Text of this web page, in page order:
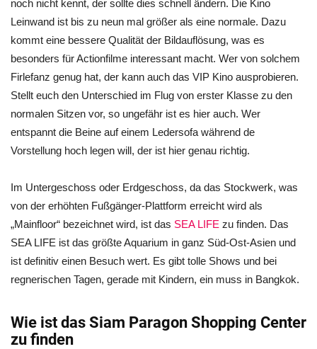
noch nicht kennt, der sollte dies schnell ändern. Die Kino
Leinwand ist bis zu neun mal größer als eine normale. Dazu
kommt eine bessere Qualität der Bildauflösung, was es
besonders für Actionfilme interessant macht. Wer von solchem
Firlefanz genug hat, der kann auch das VIP Kino ausprobieren.
Stellt euch den Unterschied im Flug von erster Klasse zu den
normalen Sitzen vor, so ungefähr ist es hier auch. Wer
entspannt die Beine auf einem Ledersofa während de
Vorstellung hoch legen will, der ist hier genau richtig.
Im Untergeschoss oder Erdgeschoss, da das Stockwerk, was
von der erhöhten Fußgänger-Plattform erreicht wird als
„Mainfloor“ bezeichnet wird, ist das SEA LIFE zu finden. Das
SEA LIFE ist das größte Aquarium in ganz Süd-Ost-Asien und
ist definitiv einen Besuch wert. Es gibt tolle Shows und bei
regnerischen Tagen, gerade mit Kindern, ein muss in Bangkok.
Wie ist das Siam Paragon Shopping Center
zu finden